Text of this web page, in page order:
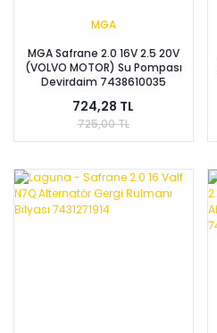
MGA
MGA Safrane 2.0 16V 2.5 20V
(VOLVO MOTOR) Su Pompası
Devirdaim 7438610035
724,28 TL
725,00 TL